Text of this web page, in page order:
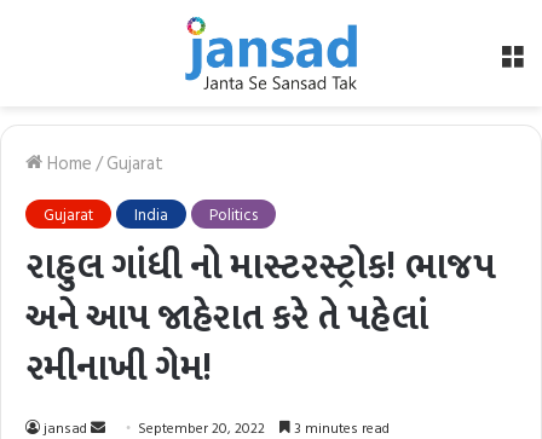
Home/Gujarat
Gujarat India Politics
રાહુલ ગાંધી નો માસ્ટરસ્ટ્રોક! ભાજપ
અને આપ જાહેરાત કરે તે પહેલાં
રમીનાખી ગેમ!
jansad
Send September 20, 2022 3 minutes read